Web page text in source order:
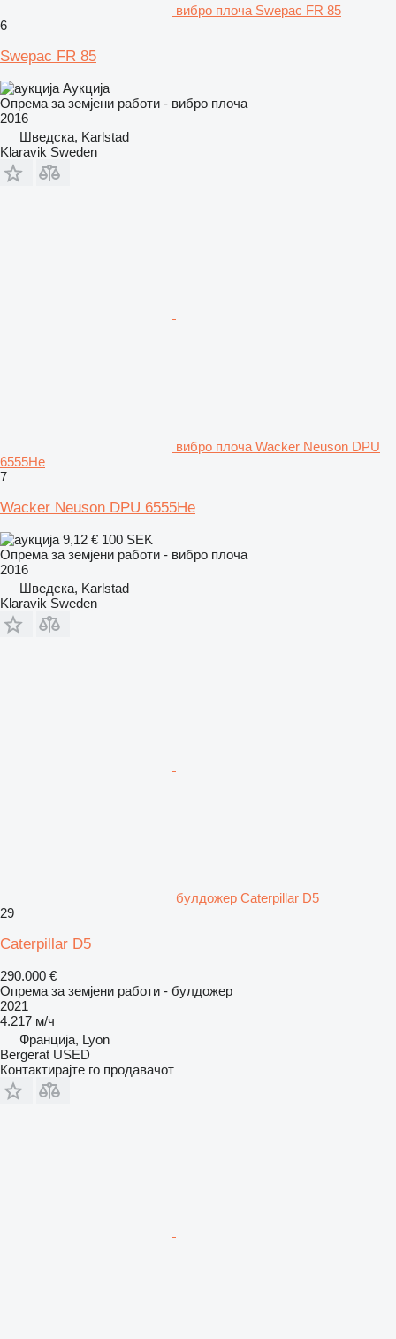
вибро плоча Swepac FR 85
6
Swepac FR 85
Аукција
Опрема за земјени работи - вибро плоча
2016
Шведска, Karlstad
Klaravik Sweden
вибро плоча Wacker Neuson DPU
6555He
7
Wacker Neuson DPU 6555He
9,12 € 100 SEK
Опрема за земјени работи - вибро плоча
2016
Шведска, Karlstad
Klaravik Sweden
булдожер Caterpillar D5
29
Caterpillar D5
290.000 €
Опрема за земјени работи - булдожер
2021
4.217 м/ч
Франција, Lyon
Bergerat USED
Контактирајте го продавачот